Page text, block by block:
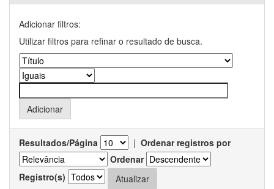
Adicionar filtros:
Utilizar filtros para refinar o resultado de busca.
Resultados/Página | Ordenar registros por
Ordenar
Registro(s)